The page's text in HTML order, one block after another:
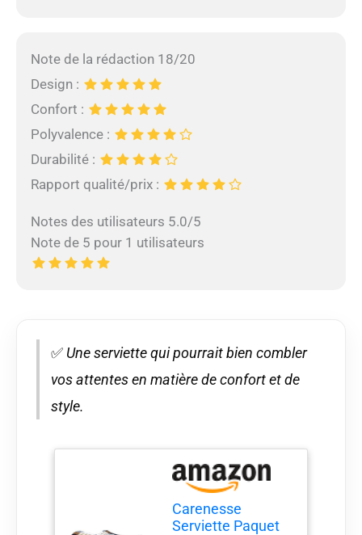
Note de la rédaction 18/20
Design :
Confort :
Polyvalence :
Durabilité :
Rapport qualité/prix :
Notes des utilisateurs 5.0/5
Note de 5 pour 1 utilisateurs
✅ Une serviette qui pourrait bien combler
vos attentes en matière de confort et de
style.
Carenesse
Serviette Paquet